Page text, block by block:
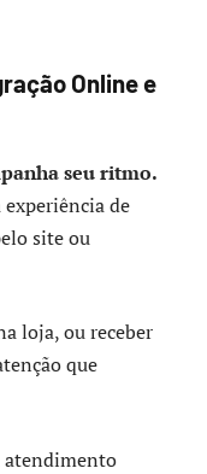
Online e
seu ritmo.
de
site ou
loja, ou receber
que
atendimento